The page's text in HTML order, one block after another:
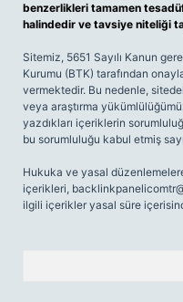
benzerlikleri tamamen
halindedir ve tavsiye niteliği
Sitemiz, 5651 Sayılı Kanun
Kurumu (BTK) tarafından
vermektedir. Bu nedenle,
veya araştırma
yazdıkları içeriklerin
bu sorumluluğu kabul etmiş
Hukuka ve yasal
içerikleri,
ilgili içerikler yasal süre